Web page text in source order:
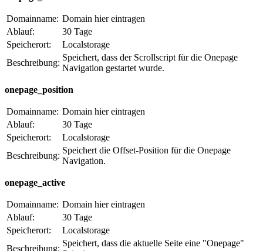
Domainname: Domain hier eintragen
Ablauf:
30 Tage
Speicherort:
Localstorage
Beschreibung:
Speichert, dass der Scrollscript für die Onepage
Navigation gestartet wurde.
onepage_position
Domainname: Domain hier eintragen
Ablauf:
30 Tage
Speicherort:
Localstorage
Beschreibung:
Speichert die Offset-Position für die Onepage
Navigation.
onepage_active
Domainname: Domain hier eintragen
Ablauf:
30 Tage
Speicherort:
Localstorage
Beschreibung:
Speichert, dass die aktuelle Seite eine "Onepage"